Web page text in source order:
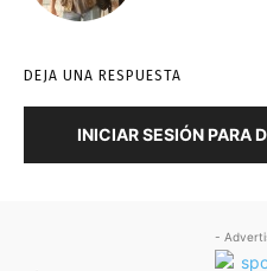
DEJA UNA RESPUESTA
INICIAR SESIÓN PARA
-